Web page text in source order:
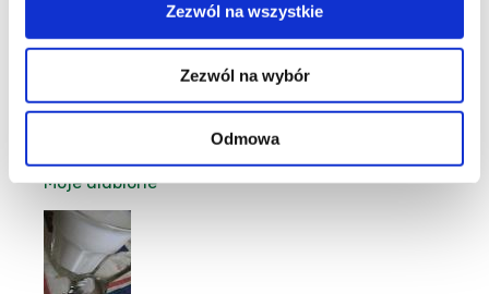
Zezwól na wszystkie
Zezwól na wybór
Odmowa
11
Moje ulubione